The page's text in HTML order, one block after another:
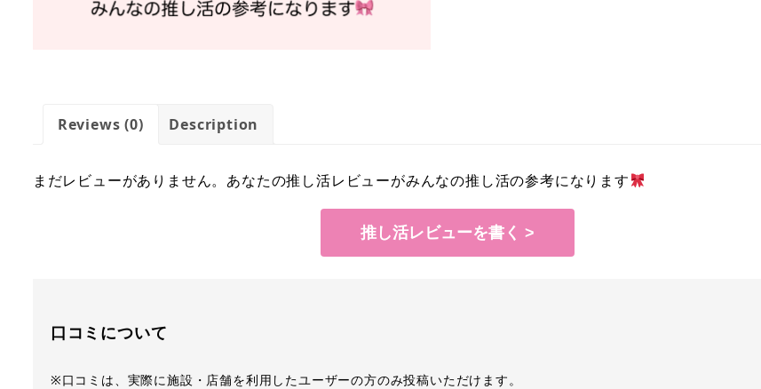
Reviews (0) Description
まだレビューがありません。あなたの推し活レビューがみんなの推し活の参考になります
推し活レビューを書く >
口コミについて
※口コミは、実際に施設・店舗を利用したユーザーの方のみ投稿いただけます。